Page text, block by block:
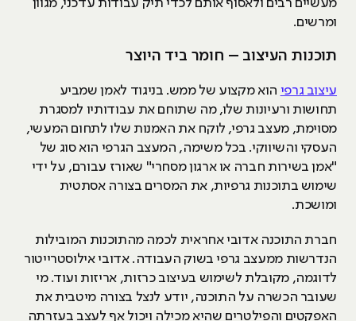
מעשיים רבים ולאסוף אותם לכדי תיק עבודות עדכני, מגוון
ומרשים.
תוכנות העיצוב – חומר ביד היוצר
עיצוב גרפי הוא מקצוע של ממש. בניגוד לאמן שמביע
תחושות ורעיונות שלו, מה שתוחם את עבודותיו למסגרת
מסוימת, מעצב גרפי, לוקח את האמנות שלו לתחום המעשי,
העסקי והשיווקי. בכל משימה, המעצב הגרפי הוא סוג של
"אמן בשירות חברה או ארגון מסחרי" שאורז עבורם, על ידי
שימוש בתוכנות גרפיות, את המסרים בצורה אסתטית
ומושכת.
חברת התוכנה אדובי אחראית לכמה מהתוכנות המובילות
הנדרשות ממעצב גרפי בשוק העבודה. אדובי אילוסטרייטור
לדוגמה, מקובלת לשימוש בעיצוב כרזות, אריזות ועוד. מי
שעובר הכשרה על התוכנה, יודע לנצל בצורה מיטבית את
האפקטים והפילטרים שהיא מכילה ויכול אף לעצב בעזרתה